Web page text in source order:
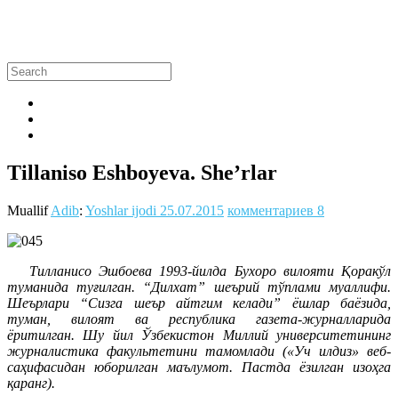
Tillaniso Eshboyeva. She’rlar
MuallifAdib: Yoshlar ijodi 25.07.2015 комментариев 8
Тилланисо Эшбоева 1993-йилда Бухоро вилояти Қоракўл
туманида туғилган. “Дилхат” шеърий тўплами муаллифи.
Шеърлари “Сизга шеър айтгим келади” ёшлар баёзида,
туман, вилоят ва республика газета-журналларида
ёритилган. Шу йил Ўзбекистон Миллий университетининг
журналистика факультетини тамомлади («Уч илдиз» веб-
саҳифасидан юборилган маълумот. Пастда ёзилган изоҳга
қаранг).